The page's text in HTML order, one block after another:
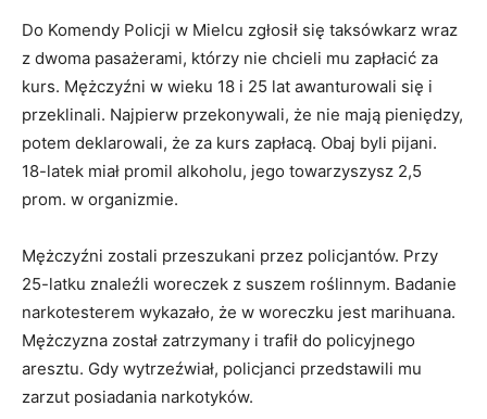
Do Komendy Policji w Mielcu zgłosił się taksówkarz wraz
z dwoma pasażerami, którzy nie chcieli mu zapłacić za
kurs. Mężczyźni w wieku 18 i 25 lat awanturowali się i
przeklinali. Najpierw przekonywali, że nie mają pieniędzy,
potem deklarowali, że za kurs zapłacą. Obaj byli pijani.
18-latek miał promil alkoholu, jego towarzyszysz 2,5
prom. w organizmie.
Mężczyźni zostali przeszukani przez policjantów. Przy
25-latku znaleźli woreczek z suszem roślinnym. Badanie
narkotesterem wykazało, że w woreczku jest marihuana.
Mężczyzna został zatrzymany i trafił do policyjnego
aresztu. Gdy wytrzeźwiał, policjanci przedstawili mu
zarzut posiadania narkotyków.